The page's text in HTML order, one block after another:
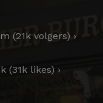
(21k volgers) ›
(31k likes) ›